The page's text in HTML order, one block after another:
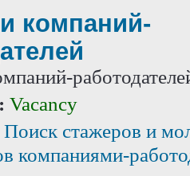
компаний-
Vacancy
Поиск стажеров и
компаниями-